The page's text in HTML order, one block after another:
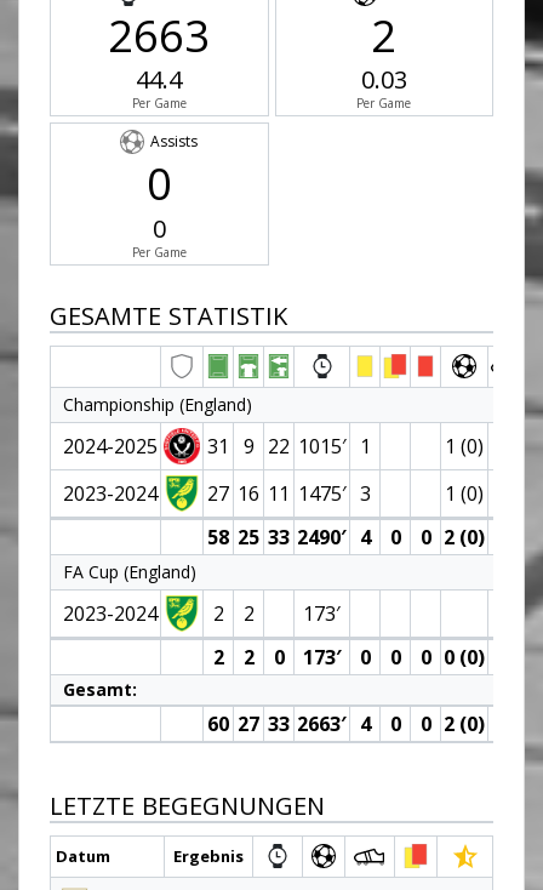
2663
44.4
Per Game
2
0.03
Per Game
Assists
0
0
Per Game
GESAMTE STATISTIK
Championship (England)
2024-2025 31 9 22 1015′ 1
1 (0)
2023-2024
27 16 11 1475′ 3
1 (0)
58 25 33 2490′ 4 0 0 2 (0)
FA Cup (England)
2023-2024 2 2
173′
2
2 0 173′ 0 0 0 0 (0)
Gesamt:
60 27 33 2663′ 4 0 0 2 (0)
LETZTE BEGEGNUNGEN
Datum Ergebnis